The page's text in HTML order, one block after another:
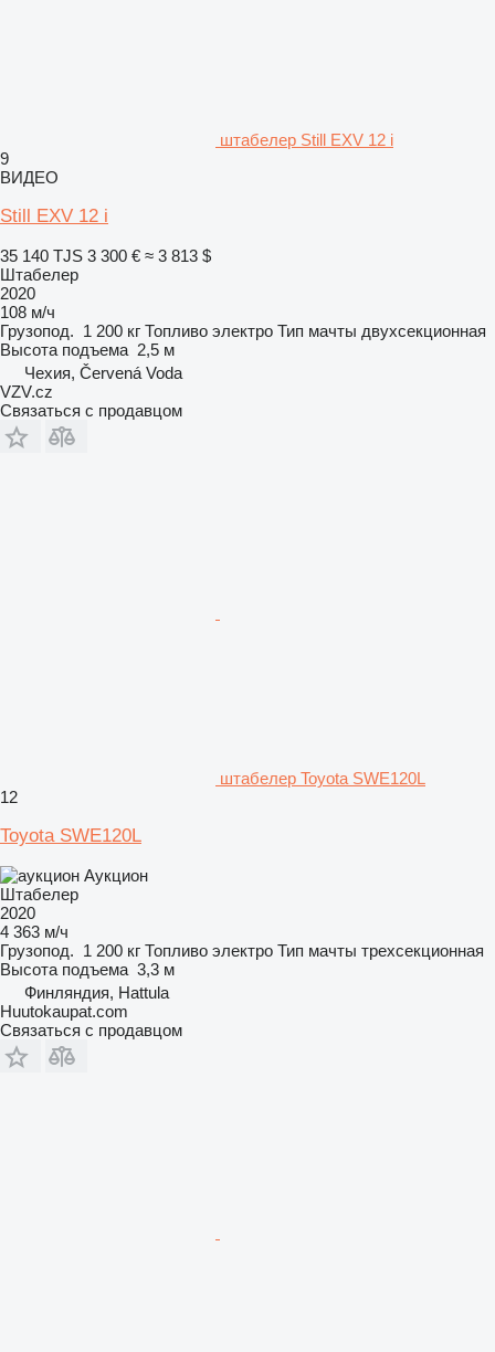
штабелер Still EXV 12 i
9
ВИДЕО
Still EXV 12 i
35 140 TJS 3 300 € ≈ 3 813 $
Штабелер
2020
108 м/ч
Грузопод. 1 200 кг Топливо электро Тип мачты двухсекционная
Высота подъема 2,5 м
Чехия, Červená Voda
VZV.cz
Связаться с продавцом
штабелер Toyota SWE120L
12
Toyota SWE120L
Аукцион
Штабелер
2020
4 363 м/ч
Грузопод. 1 200 кг Топливо электро Тип мачты трехсекционная
Высота подъема 3,3 м
Финляндия, Hattula
Huutokaupat.com
Связаться с продавцом